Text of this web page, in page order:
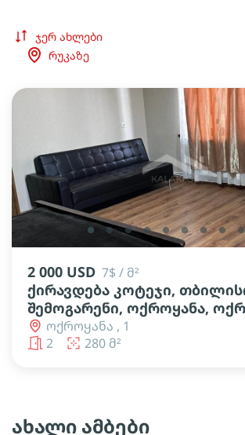
ჯერ ახლები
რუკაზე
lens lens lens lens lens lens lens lens lens
2 000 USD 7$ / მ²
ქირავდება კოტეჯი,
შემოგარენი, ოქროყანა,
ოქროყანა , 1
2
280 მ²
ახალი ამბები